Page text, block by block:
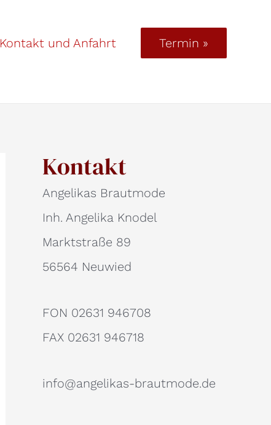
Kontakt und Anfahrt Termin »
Kontakt
Angelikas Brautmode
Inh. Angelika Knodel
Marktstraße 89
56564 Neuwied
FON 02631 946708
FAX 02631 946718
info@angelikas-brautmode.de